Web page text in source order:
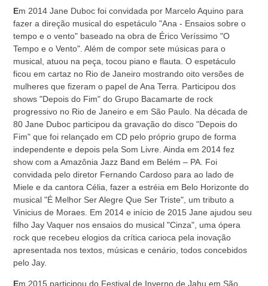
Em 2014 Jane Duboc foi convidada por Marcelo Aquino para
fazer a direção musical do espetáculo "Ana - Ensaios sobre o
tempo e o vento" baseado na obra de Érico Veríssimo "O
Tempo e o Vento". Além de compor sete músicas para o
musical, atuou na peça, tocou piano e flauta. O espetáculo
ficou em cartaz no Rio de Janeiro mostrando oito versões de
mulheres que fizeram o papel de Ana Terra. Participou dos
shows "Depois do Fim" do Grupo Bacamarte de rock
progressivo no Rio de Janeiro e em São Paulo. Na década de
80 Jane Duboc participou da gravação do disco "Depois do
Fim" que foi relançado em CD pelo próprio grupo de forma
independente e depois pela Som Livre. Ainda em 2014 fez
show com a Amazônia Jazz Band em Belém – PA. Foi
convidada pelo diretor Fernando Cardoso para ao lado de
Miele e da cantora Célia, fazer a estréia em Belo Horizonte do
musical "É Melhor Ser Alegre Que Ser Triste", um tributo a
Vinicius de Moraes. Em 2014 e início de 2015 Jane ajudou seu
filho Jay Vaquer nos ensaios do musical "Cinza", uma ópera
rock que recebeu elogios da crítica carioca pela inovação
apresentada nos textos, músicas e cenário, todos concebidos
pelo Jay.
Em 2015 participou do Festival de Inverno de Jahu em São